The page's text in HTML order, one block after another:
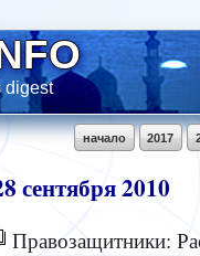
digest
2017
начало
сентября2010
Правозащитники: Расследование уголовных